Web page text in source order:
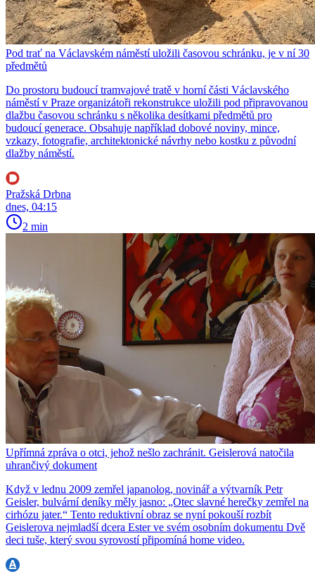
Pod trať na Václavském náměstí uložili časovou schránku, je v ní 30
předmětů
Do prostoru budoucí tramvajové tratě v horní části Václavského
náměstí v Praze organizátoři rekonstrukce uložili pod připravovanou
dlažbu časovou schránku s několika desítkami předmětů pro
budoucí generace. Obsahuje například dobové noviny, mince,
vzkazy, fotografie, architektonické návrhy nebo kostku z původní
dlažby náměstí.
Pražská Drbna
dnes, 04:15
2 min
Upřímná zpráva o otci, jehož nešlo zachránit. Geislerová natočila
uhrančivý dokument
Když v lednu 2009 zemřel japanolog, novinář a výtvarník Petr
Geisler, bulvární deníky měly jasno: „Otec slavné herečky zemřel na
cirhózu jater.“ Tento reduktivní obraz se nyní pokouší rozbít
Geislerova nejmladší dcera Ester ve svém osobním dokumentu Dvě
deci tuše, který svou syrovostí připomíná home video.